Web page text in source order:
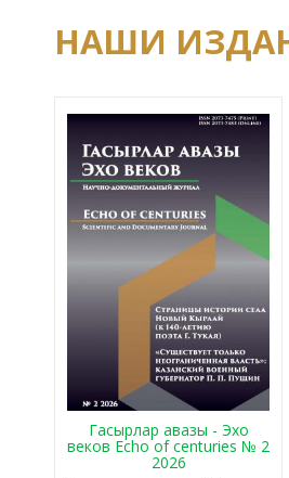
НАШИ
Гасырлар авазы - Эхо
веков Echo of centuries № 2
2026